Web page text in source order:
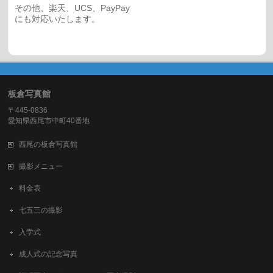
その他、楽天、UCS、PayPay
にも対応いたします。
板倉写真館
〒445-0836
愛知県西尾市中町40番地
西尾の板倉写真館
撮影メニュー
料金表
七五三の撮影
入学式
成人式の記念写真